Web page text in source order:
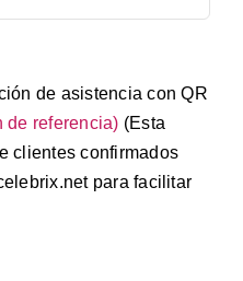
de asistencia con QR
de referencia) (Esta
clientes confirmados
para facilitar